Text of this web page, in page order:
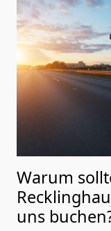
Warum
uns